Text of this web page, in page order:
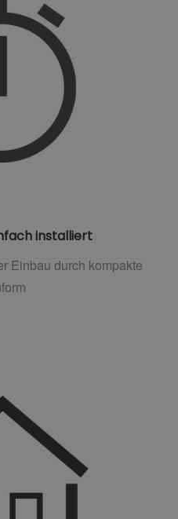
installiert
Einbau durch kompakte